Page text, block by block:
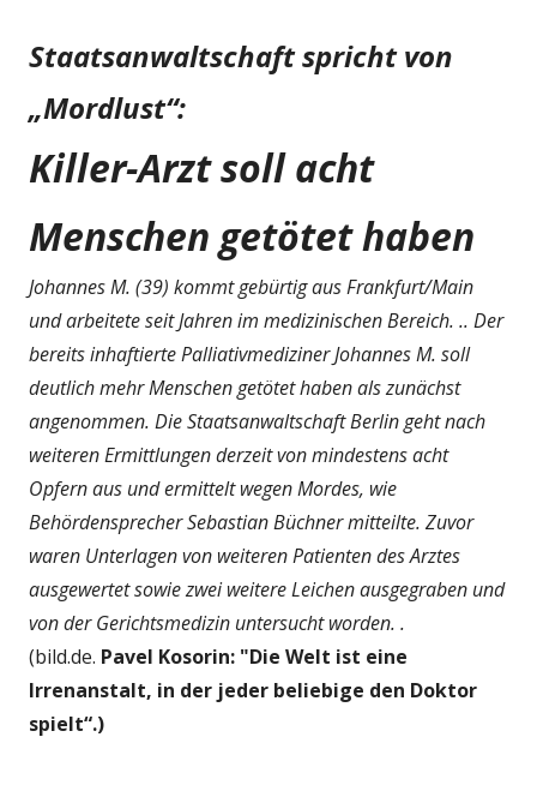
Staatsanwaltschaft spricht von
„Mordlust“:
Killer-Arzt soll acht
Menschen getötet haben
Johannes M. (39) kommt gebürtig aus Frankfurt/Main
und arbeitete seit Jahren im medizinischen Bereich. .. Der
bereits inhaftierte Palliativmediziner Johannes M. soll
deutlich mehr Menschen getötet haben als zunächst
angenommen. Die Staatsanwaltschaft Berlin geht nach
weiteren Ermittlungen derzeit von mindestens acht
Opfern aus und ermittelt wegen Mordes, wie
Behördensprecher Sebastian Büchner mitteilte. Zuvor
waren Unterlagen von weiteren Patienten des Arztes
ausgewertet sowie zwei weitere Leichen ausgegraben und
von der Gerichtsmedizin untersucht worden. .
(bild.de. Pavel Kosorin: "Die Welt ist eine
Irrenanstalt, in der jeder beliebige den Doktor
spielt“.)